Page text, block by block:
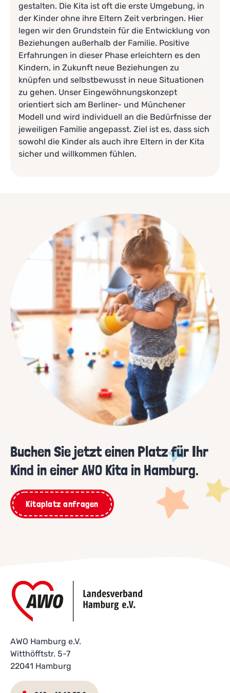
gestalten. Die Kita ist oft die erste Umgebung, in
der Kinder ohne ihre Eltern Zeit verbringen. Hier
legen wir den Grundstein für die Entwicklung von
Beziehungen außerhalb der Familie. Positive
Erfahrungen in dieser Phase erleichtern es den
Kindern, in Zukunft neue Beziehungen zu
knüpfen und selbstbewusst in neue Situationen
zu gehen. Unser Eingewöhnungskonzept
orientiert sich am Berliner- und Münchener
Modell und wird individuell an die Bedürfnisse der
jeweiligen Familie angepasst. Ziel ist es, dass sich
sowohl die Kinder als auch ihre Eltern in der Kita
sicher und willkommen fühlen.
Buchen Sie jetzt einen Platz für Ihr
Kind in einer AWO Kita in Hamburg.
Kitaplatz anfragen
AWO Hamburg e.V.
Witthöfftstr. 5-7
22041 Hamburg